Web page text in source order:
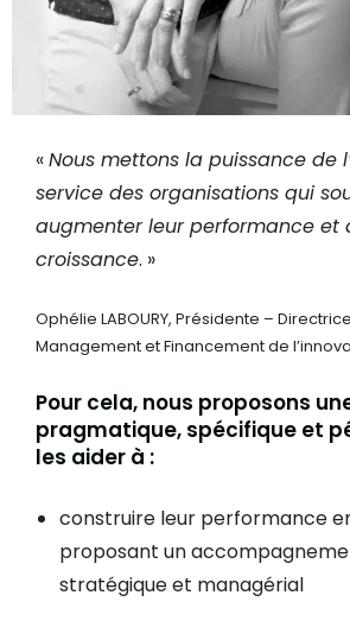
«Nous mettons la puissance de
service des organisations qui
augmenter leur performance et
croissance. »
Ophélie LABOURY, Présidente –
Management et Financement de
Pour cela, nous proposons
pragmatique, spécifique et
les aider à :
construire leur performance
proposant un
stratégique et managérial